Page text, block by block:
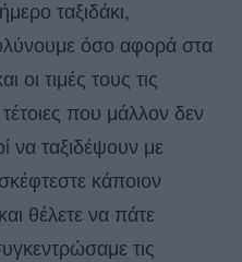
ταξιδάκι,
όσο αφορά στα
οι τιμές τους τις
τέτοιες που μάλλον δεν
να ταξιδέψουν με
κάποιον
θέλετε να πάτε
τις